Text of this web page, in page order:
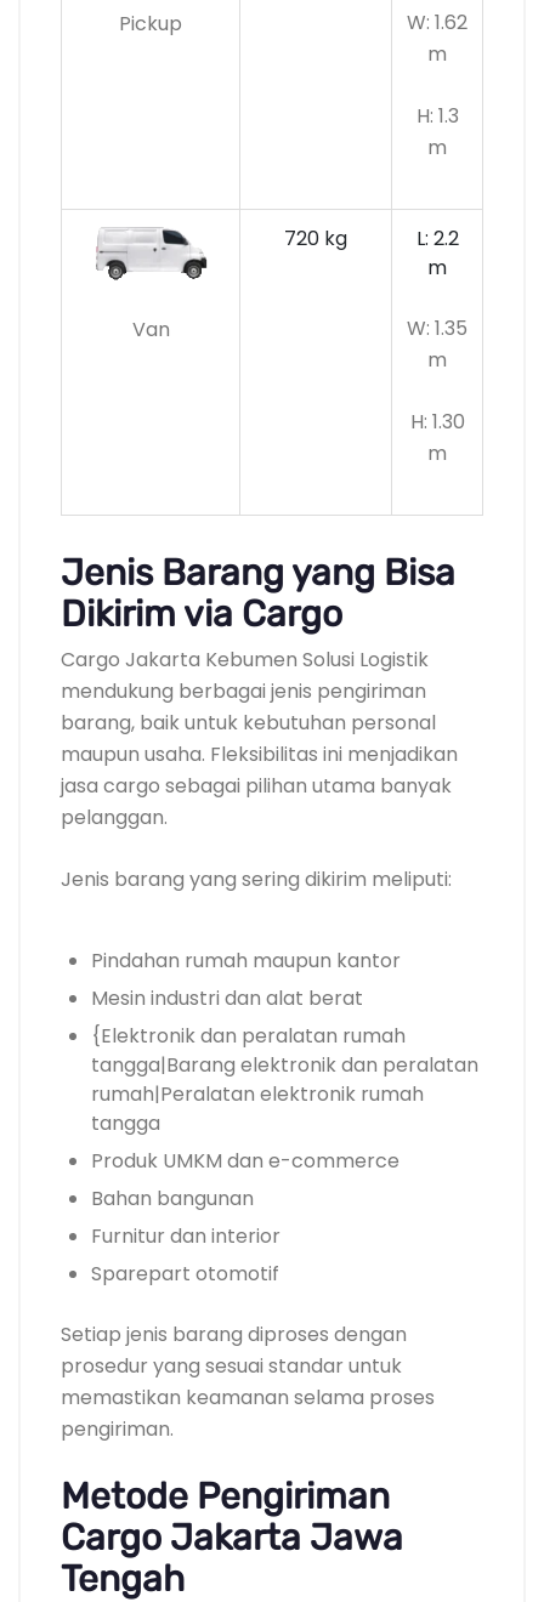
Pickup
W: 1.62
m
H: 1.3
m
Van
720 kg
L: 2.2
m
W: 1.35
m
H: 1.30
m
Jenis Barang yang Bisa
Dikirim via Cargo
Cargo Jakarta Kebumen Solusi Logistik
mendukung berbagai jenis pengiriman
barang, baik untuk kebutuhan personal
maupun usaha. Fleksibilitas ini menjadikan
jasa cargo sebagai pilihan utama banyak
pelanggan.
Jenis barang yang sering dikirim meliputi:
Pindahan rumah maupun kantor
Mesin industri dan alat berat
{Elektronik dan peralatan rumah
tangga|Barang elektronik dan peralatan
rumah|Peralatan elektronik rumah
tangga
Produk UMKM dan e-commerce
Bahan bangunan
Furnitur dan interior
Sparepart otomotif
Setiap jenis barang diproses dengan
prosedur yang sesuai standar untuk
memastikan keamanan selama proses
pengiriman.
Metode Pengiriman
Cargo Jakarta Jawa
Tengah